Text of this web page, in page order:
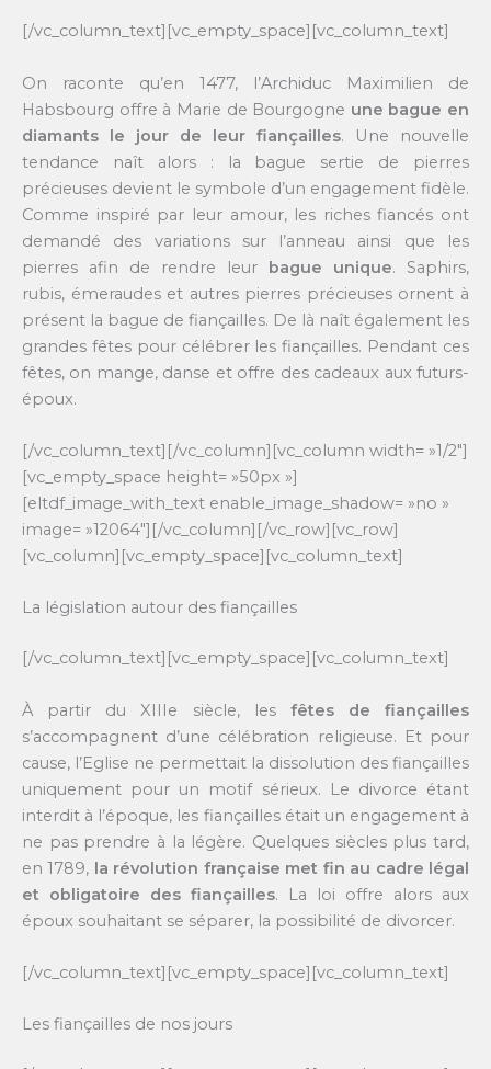
[/vc_column_text][vc_empty_space][vc_column_text]
On raconte qu’en 1477, l’Archiduc Maximilien de
Habsbourg offre à Marie de Bourgogne une bague en
diamants le jour de leur fiançailles. Une nouvelle
tendance naît alors : la bague sertie de pierres
précieuses devient le symbole d’un engagement fidèle.
Comme inspiré par leur amour, les riches fiancés ont
demandé des variations sur l’anneau ainsi que les
pierres afin de rendre leur bague unique. Saphirs,
rubis, émeraudes et autres pierres précieuses ornent à
présent la bague de fiançailles. De là naît également les
grandes fêtes pour célébrer les fiançailles. Pendant ces
fêtes, on mange, danse et offre des cadeaux aux futurs-
époux.
[/vc_column_text][/vc_column][vc_column width= »1/2″]
[vc_empty_space height= »50px »]
[eltdf_image_with_text enable_image_shadow= »no »
image= »12064″][/vc_column][/vc_row][vc_row]
[vc_column][vc_empty_space][vc_column_text]
La législation autour des fiançailles
[/vc_column_text][vc_empty_space][vc_column_text]
À partir du XIIIe siècle, les fêtes de fiançailles
s’accompagnent d’une célébration religieuse. Et pour
cause, l’Eglise ne permettait la dissolution des fiançailles
uniquement pour un motif sérieux. Le divorce étant
interdit à l’époque, les fiançailles était un engagement à
ne pas prendre à la légère. Quelques siècles plus tard,
en 1789, la révolution française met fin au cadre légal
et obligatoire des fiançailles. La loi offre alors aux
époux souhaitant se séparer, la possibilité de divorcer.
[/vc_column_text][vc_empty_space][vc_column_text]
Les fiançailles de nos jours